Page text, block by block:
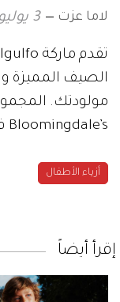
لاما عزت 3 يوليو 2011
الصيف المميزة
مولودتك.
Bloomingdale’s في دبي.
أزياء الأطفال
إقرأ أيضاً